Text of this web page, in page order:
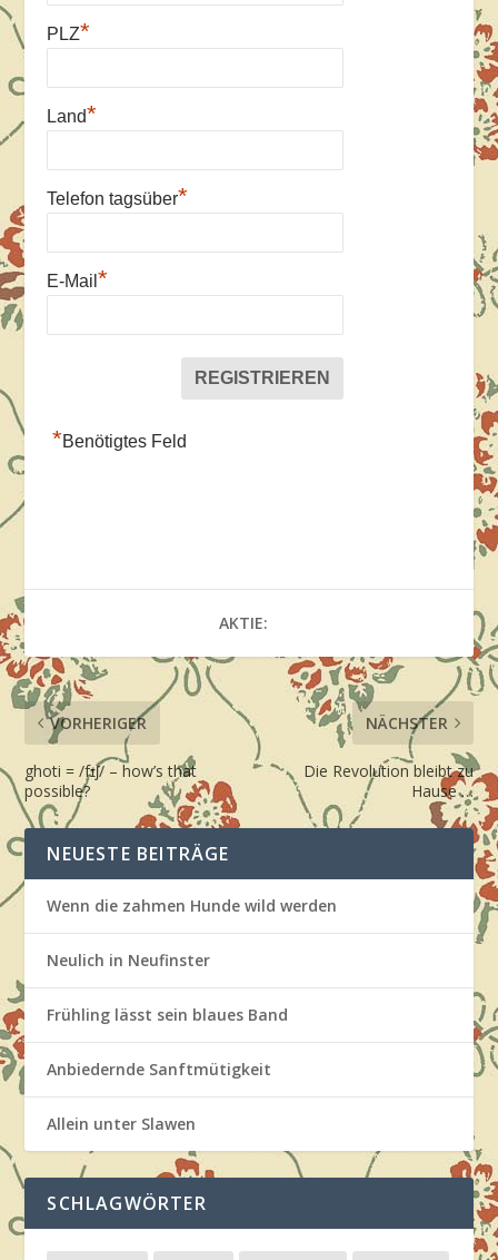
PLZ*
Land*
Telefon tagsüber*
E-Mail*
*Benötigtes Feld
AKTIE:
VORHERIGER
ghoti = /fɪʃ/ – how’s that
possible?
NÄCHSTER
Die Revolution bleibt zu
Hause …
NEUESTE BEITRÄGE
Wenn die zahmen Hunde wild werden
Neulich in Neufinster
Frühling lässt sein blaues Band
Anbiedernde Sanftmütigkeit
Allein unter Slawen
SCHLAGWÖRTER